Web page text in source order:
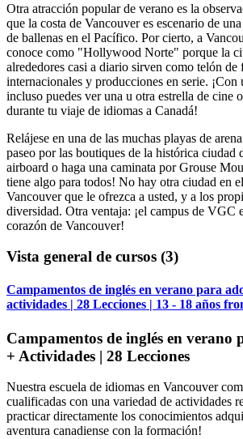
Otra atracción popular de verano es la
que la costa de Vancouver es escenario de
de ballenas en el Pacífico. Por cierto, a
conoce como "Hollywood Norte" porque la
alrededores casi a diario sirven como telón de
internacionales y producciones en serie. ¡Con
incluso puedes ver una u otra estrella de cine
durante tu viaje de idiomas a Canadá!
Relájese en una de las muchas playas de
paseo por las boutiques de la histórica ciudad
airboard o haga una caminata por Grouse
tiene algo para todos! No hay otra ciudad en
Vancouver que le ofrezca a usted, y a los
diversidad. Otra ventaja: ¡el campus de VGC
corazón de Vancouver!
Vista general de cursos (3)
Campamentos de inglés en verano para
actividades | 28 Lecciones | 13 - 18 años
Campamentos de inglés en verano
+ Actividades | 28 Lecciones
Nuestra escuela de idiomas en Vancouver
cualificadas con una variedad de actividades
practicar directamente los conocimientos
aventura canadiense con la formación!